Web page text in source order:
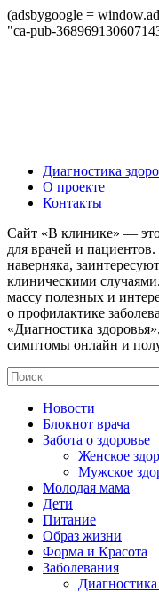
(adsbygoogle =
"ca-pub-
Диагностика
О проекте
Контакты
Сайт «В клинике» —
для врачей и
наверняка,
клиническими
массу полезных и
о профилактике
«Диагностика
симптомы онлайн и
Новости
Блокнот врача
Забота о здоровье
Женское
Мужское
Молодая мама
Дети
Питание
Образ жизни
Форма и Красота
Заболевания
Диагностика